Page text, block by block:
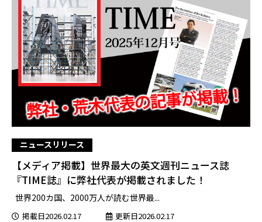
ニュースリリース
【メディア掲載】世界最大の英文週刊ニュース誌
『TIME誌』に弊社代表が掲載されました！
世界200カ国、2000万人が読む世界最...
掲載日2026.02.17
更新日2026.02.17